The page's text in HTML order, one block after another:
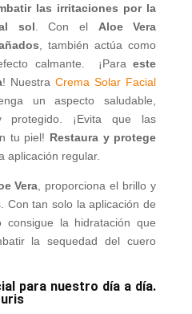
las irritaciones por la
sol . Con el Aloe Vera
, también actúa como
calmante. ¡Paraeste
! NuestraCrema Solar Facial
un aspecto saludable,
protegido. ¡Evita que las
tu piel! Restaura y protege
aplicación regular.
Vera , proporciona el brillo y
Con tan solo la aplicación de
consigue la hidratación que
la sequedad del cuero
para nuestro día a día.